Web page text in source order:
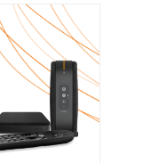
€ par mois,